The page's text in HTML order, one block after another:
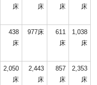
床
床
床
床
438
床
977床
611
床
1,038
床
2,050
床
2,443
床
857
床
2,353
床